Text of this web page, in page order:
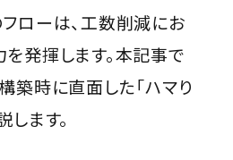
ローは、工数削減にお
発揮します。本記事で
築時に直面した「ハマり
します。